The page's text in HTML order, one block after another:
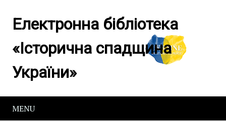
Електронна бібліотека
«Історична спадщина
України»
MENU